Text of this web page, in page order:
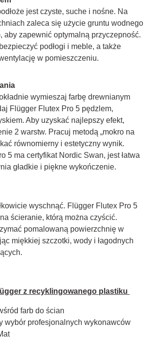
jest czyste, suche i nośne. Na
zaleca się użycie gruntu wodnego
aby zapewnić optymalną przyczepność.
podłogi i meble, a także
w pomieszczeniu.
wymieszaj farbę drewnianym
Flügger Flutex Pro 5 pędzlem,
Aby uzyskać najlepszy efekt,
2 warstw. Pracuj metodą „mokro na
równomierny i estetyczny wynik.
5 ma certyfikat Nordic Swan, jest łatwa
gładkie i piękne wykończenie.
wyschnąć. Flügger Flutex Pro 5
ścieranie, którą można czyścić.
pomalowaną powierzchnię w
miękkiej szczotki, wody i łagodnych
z recyklingowanego plastiku
farb do ścian
wybór profesjonalnych wykonawców